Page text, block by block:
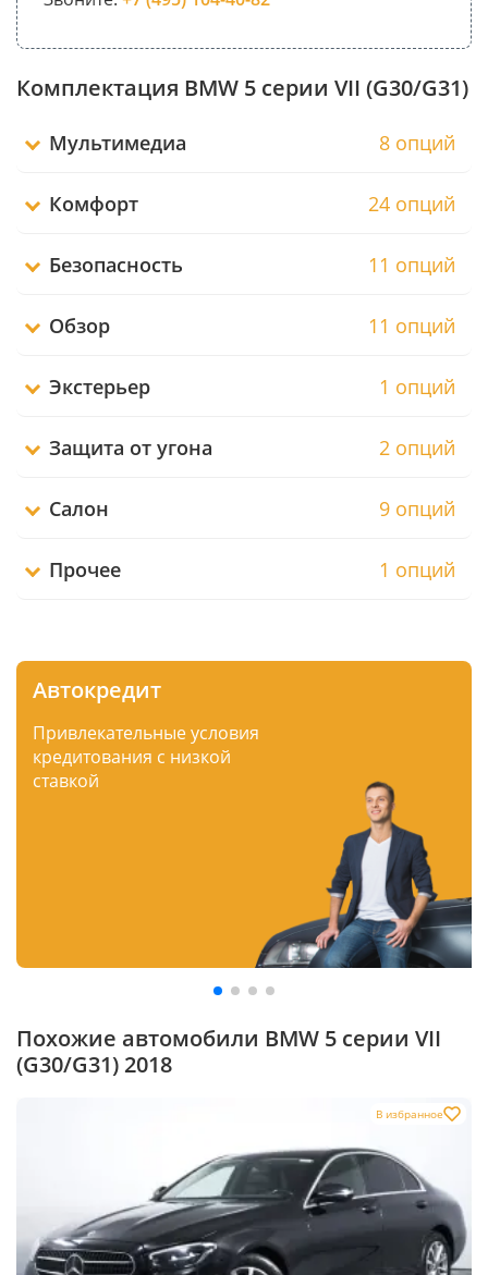
Комплектация BMW 5 серии VII (G30/G31)
Мультимедиа 8 опций
Комфорт 24 опций
Безопасность 11 опций
Обзор 11 опций
Экстерьер 1 опций
Защита от угона 2 опций
Салон 9 опций
Прочее 1 опций
Автокредит
Привлекательные условия
кредитования с низкой
ставкой
Похожие автомобили BMW 5 серии VII
(G30/G31) 2018
В избранное